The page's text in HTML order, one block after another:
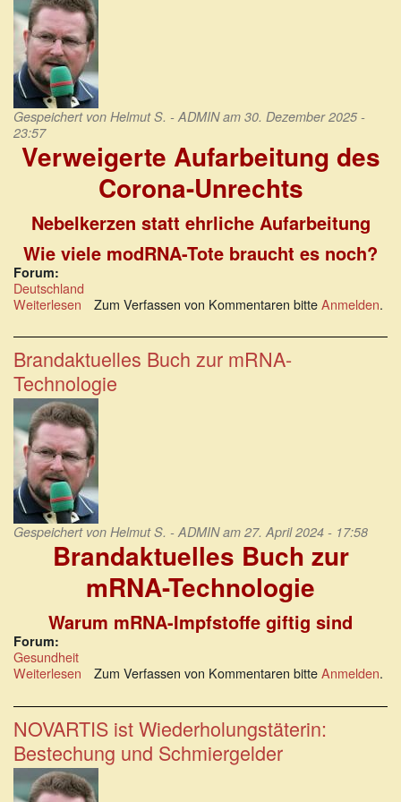
Gespeichert von Helmut S. - ADMINam 30. Dezember 2025 -
23:57
Verweigerte Aufarbeitung des
Corona-Unrechts
Nebelkerzen statt ehrliche Aufarbeitung
Wie viele modRNA-Tote braucht es noch?
Forum:
Deutschland
Weiterlesen über
Aufarbeitung
des
Corona-
Unrechts
Zum Verfassen von Kommentaren bitteAnmelden.
Brandaktuelles Buch zur mRNA-
Technologie
Gespeichert von Helmut S. - ADMINam 27. April 2024 - 17:58
Brandaktuelles Buch zur
mRNA-Technologie
Warum mRNA-Impfstoffe giftig sind
Forum:
Gesundheit
Weiterlesen über
Buch
zur
mRNA-
Technologie
Zum Verfassen von Kommentaren bitteAnmelden.
NOVARTIS ist Wiederholungstäterin:
Bestechung und Schmiergelder